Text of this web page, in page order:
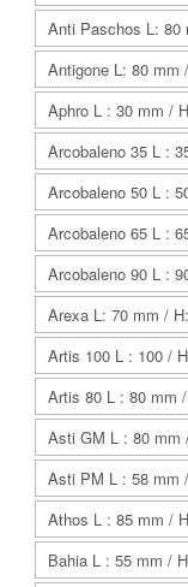
Anti Paschos L: 80
Antigone L: 80 mm
Aphro L : 30 mm /
Arcobaleno 35 L :
Arcobaleno 50 L :
Arcobaleno 65 L :
Arcobaleno 90 L :
Arexa L: 70 mm /
Artis 100 L : 100 /
Artis 80 L : 80 mm
Asti GM L : 80 mm
Asti PM L : 58 mm
Athos L : 85 mm /
Bahia L : 55 mm /